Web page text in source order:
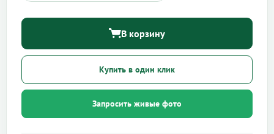
В корзину
Купить в один клик
Запросить живые фото